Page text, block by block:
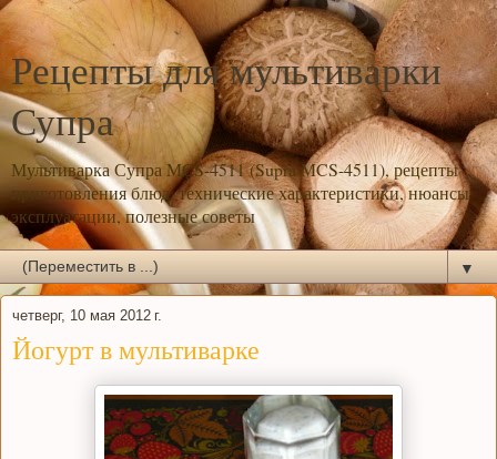
Рецепты для мультиварки
Супра
Мультиварка Супра MCS-4511 (Supra MCS-4511), рецепты
приготовления блюд, технические характеристики, нюансы
эксплуатации, полезные советы
▼
четверг, 10 мая 2012 г.
Йогурт в мультиварке